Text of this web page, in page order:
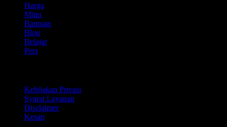
Harga
Mitra
Bantuan
Blog
Belajar
Pers
Kebijakan Privasi
Syarat Layanan
Disclaimer
Kesan